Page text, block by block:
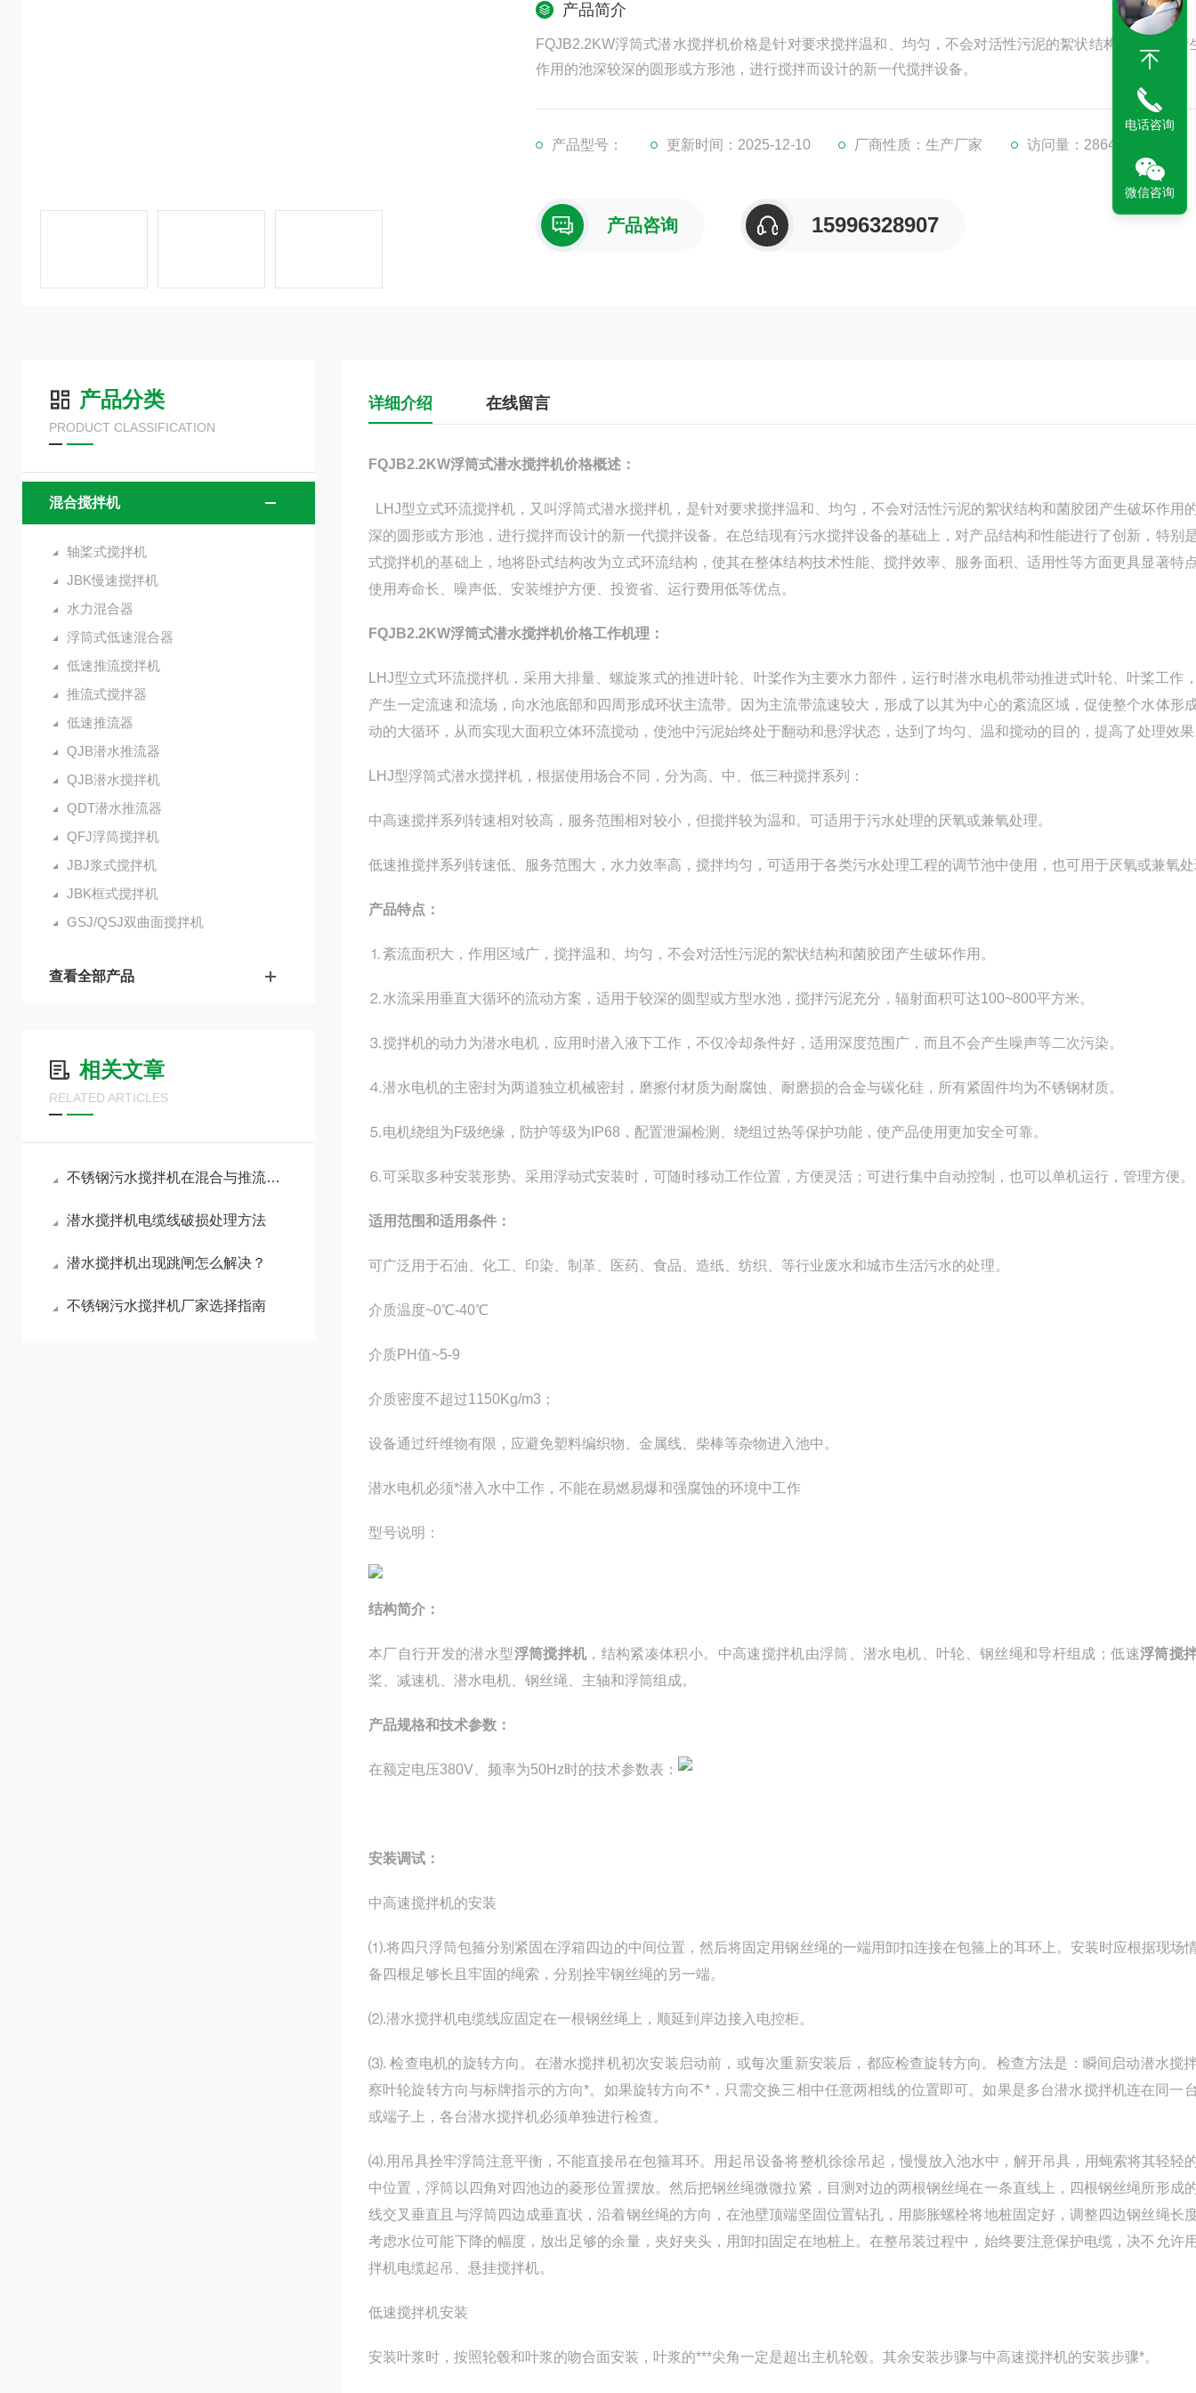
产品简介
FQJB2.2KW浮筒式潜水搅拌机价格是针对要求搅拌温和、均匀，不会对活性污泥的絮状结构和菌胶团产
作用的池深较深的圆形或方形池，进行搅拌而设计的新一代搅拌设备。
产品型号： 更新时间：2025-12-10 厂商性质：生产厂家 访问量：2864
产品咨询 15996328907
产品分类
PRODUCT CLASSIFICATION
混合搅拌机
轴桨式搅拌机
JBK慢速搅拌机
水力混合器
浮筒式低速混合器
低速推流搅拌机
推流式搅拌器
低速推流器
QJB潜水推流器
QJB潜水搅拌机
QDT潜水推流器
QFJ浮筒搅拌机
JBJ浆式搅拌机
JBK框式搅拌机
GSJ/QSJ双曲面搅拌机
查看全部产品
相关文章
RELATED ARTICLES
不锈钢污水搅拌机在混合与推流场景的选型逻辑
潜水搅拌机电缆线破损处理方法
潜水搅拌机出现跳闸怎么解决？
不锈钢污水搅拌机厂家选择指南
详细介绍 在线留言
FQJB2.2KW浮筒式潜水搅拌机价格概述：
LHJ型立式环流搅拌机，又叫浮筒式潜水搅拌机，是针对要求搅拌温和、均匀，不会对活性污泥的絮状结构和菌胶团产生破坏作用
深的圆形或方形池，进行搅拌而设计的新一代搅拌设备。在总结现有污水搅拌设备的基础上，对产品结构和性能进行了创新，特别
式搅拌机的基础上，地将卧式结构改为立式环流结构，使其在整体结构技术性能、搅拌效率、服务面积、适用性等方面更具显著特
使用寿命长、噪声低、安装维护方便、投资省、运行费用低等优点。
FQJB2.2KW浮筒式潜水搅拌机价格工作机理：
LHJ型立式环流搅拌机，采用大排量、螺旋浆式的推进叶轮、叶桨作为主要水力部件，运行时潜水电机带动推进式叶轮、叶桨工作
产生一定流速和流场，向水池底部和四周形成环状主流带。因为主流带流速较大，形成了以其为中心的紊流区域，促使整个水体形
动的大循环，从而实现大面积立体环流搅动，使池中污泥始终处于翻动和悬浮状态，达到了均匀、温和搅动的目的，提高了处理效
LHJ型浮筒式潜水搅拌机，根据使用场合不同，分为高、中、低三种搅拌系列：
中高速搅拌系列转速相对较高，服务范围相对较小，但搅拌较为温和。可适用于污水处理的厌氧或兼氧处理。
低速推搅拌系列转速低、服务范围大，水力效率高，搅拌均匀，可适用于各类污水处理工程的调节池中使用，也可用于厌氧或兼氧
产品特点：
⒈紊流面积大，作用区域广，搅拌温和、均匀，不会对活性污泥的絮状结构和菌胶团产生破坏作用。
⒉水流采用垂直大循环的流动方案，适用于较深的圆型或方型水池，搅拌污泥充分，辐射面积可达100~800平方米。
⒊搅拌机的动力为潜水电机，应用时潜入液下工作，不仅冷却条件好，适用深度范围广，而且不会产生噪声等二次污染。
⒋潜水电机的主密封为两道独立机械密封，磨擦付材质为耐腐蚀、耐磨损的合金与碳化硅，所有紧固件均为不锈钢材质。
⒌电机绕组为F级绝缘，防护等级为IP68，配置泄漏检测、绕组过热等保护功能，使产品使用更加安全可靠。
⒍可采取多种安装形势。采用浮动式安装时，可随时移动工作位置，方便灵活；可进行集中自动控制，也可以单机运行，管理方便。
适用范围和适用条件：
可广泛用于石油、化工、印染、制革、医药、食品、造纸、纺织、等行业废水和城市生活污水的处理。
介质温度~0℃-40℃
介质PH值~5-9
介质密度不超过1150Kg/m3；
设备通过纤维物有限，应避免塑料编织物、金属线、柴棒等杂物进入池中。
潜水电机必须*潜入水中工作，不能在易燃易爆和强腐蚀的环境中工作
型号说明：
结构简介：
本厂自行开发的潜水型浮筒搅拌机 ，结构紧凑体积小。中高速搅拌机由浮筒、潜水电机、叶轮、钢丝绳和导杆组成；低速浮筒搅
桨、减速机、潜水电机、钢丝绳、主轴和浮筒组成。
产品规格和技术参数：
在额定电压380V、频率为50Hz时的技术参数表：
安装调试：
中高速搅拌机的安装
⑴.将四只浮筒包箍分别紧固在浮箱四边的中间位置，然后将固定用钢丝绳的一端用卸扣连接在包箍上的耳环上。安装时应根据现场
备四根足够长且牢固的绳索，分别拴牢钢丝绳的另一端。
⑵.潜水搅拌机电缆线应固定在一根钢丝绳上，顺延到岸边接入电控柜。
⑶. 检查电机的旋转方向。在潜水搅拌机初次安装启动前，或每次重新安装后，都应检查旋转方向。检查方法是：瞬间启动潜水搅
察叶轮旋转方向与标牌指示的方向*。如果旋转方向不*，只需交换三相中任意两相线的位置即可。如果是多台潜水搅拌机连在同一
或端子上，各台潜水搅拌机必须单独进行检查。
⑷.用吊具拴牢浮筒注意平衡，不能直接吊在包箍耳环。用起吊设备将整机徐徐吊起，慢慢放入池水中，解开吊具，用蝇索将其轻轻
中位置，浮筒以四角对四池边的菱形位置摆放。然后把钢丝绳微微拉紧，目测对边的两根钢丝绳在一条直线上，四根钢丝绳所形成
线交叉垂直且与浮筒四边成垂直状，沿着钢丝绳的方向，在池壁顶端坚固位置钻孔，用膨胀螺栓将地桩固定好，调整四边钢丝绳长
考虑水位可能下降的幅度，放出足够的余量，夹好夹头，用卸扣固定在地桩上。在整吊装过程中，始终要注意保护电缆，决不允许
拌机电缆起吊、悬挂搅拌机。
低速搅拌机安装
安装叶浆时，按照轮毂和叶浆的吻合面安装，叶浆的***尖角一定是超出主机轮毂。其余安装步骤与中高速搅拌机的安装步骤*。
电话咨询
微信咨询